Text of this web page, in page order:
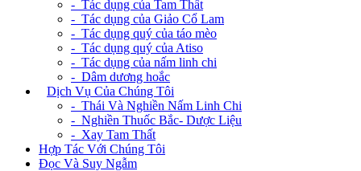
- Tác dụng của Tam Thất
- Tác dụng của Giảo Cổ Lam
- Tác dụng quý của táo mèo
- Tác dụng quý của Atiso
- Tác dụng của nấm linh chi
- Dâm dương hoắc
Dịch Vụ Của Chúng Tôi
- Thái Và Nghiền Nấm Linh Chi
- Nghiền Thuốc Bắc- Dược Liệu
- Xay Tam Thất
Hợp Tác Với Chúng Tôi
Đọc Và Suy Ngẫm